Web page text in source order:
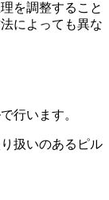
を調整すること
によっても異な
行います。
扱いのあるピル